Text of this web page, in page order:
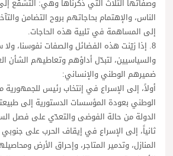
وصفاتها الثلاث التي ذكرناها وهي: التشفّع
الناس، والإهتمام بحاجاتهم بروح التضامن
إلى المساهمة في تلبية هذه الحاجات.
8. إذا زيّنت هذه الفضائل والصفات نفوسنا،
والسياسيين، لتبدّل أداؤهم وتعاطيهم الشأن
ضميرهم الوطني والإنساني:
أولاً، إلى الإسراع في إنتخاب رئيس
الوطني بعودة المؤسسات الدستورية إلى
الدولة من حالة الفوضى والتعدّي على فصل
ثانياً، إلى الإسراع في إيقاف الحرب على
المنازل، وتدمير المتاجر، وإحراق الأرض